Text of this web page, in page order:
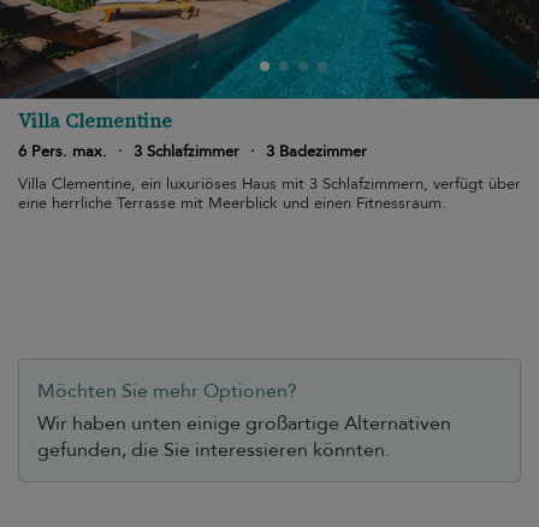
Villa Clementine
6 Pers. max. · 3 Schlafzimmer · 3 Badezimmer
Villa Clementine, ein luxuriöses Haus mit 3 Schlafzimmern, verfügt über
eine herrliche Terrasse mit Meerblick und einen Fitnessraum.
Möchten Sie mehr Optionen?
Wir haben unten einige großartige Alternativen
gefunden, die Sie interessieren könnten.